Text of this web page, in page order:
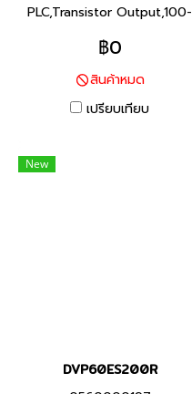
PLC,Transistor Output,100-
240Vac, Product P/N:
DVP60ES200T I/O Points
60,Program Capacity 16K
steps, Built-in RS-232 and
฿0
สินค้าหมด
เปรียบเทียบ
New
DVP60ES200R